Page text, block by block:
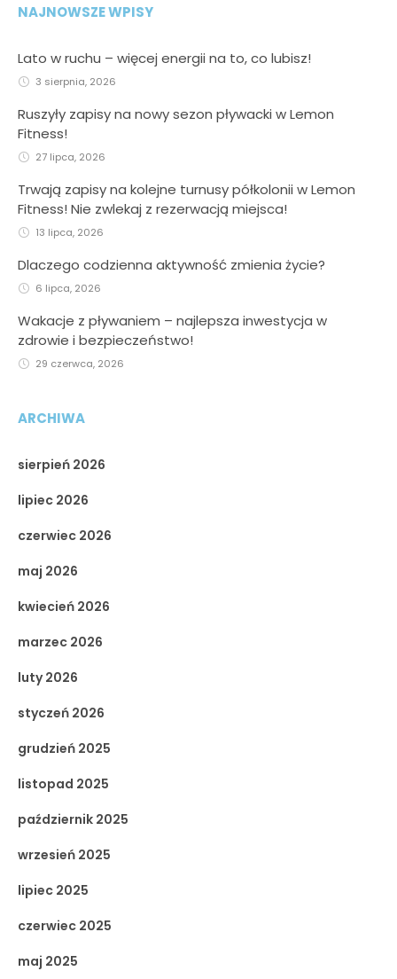
NAJNOWSZE WPISY
Lato w ruchu – więcej energii na to, co lubisz!
3 sierpnia, 2026
Ruszyły zapisy na nowy sezon pływacki w Lemon
Fitness!
27 lipca, 2026
Trwają zapisy na kolejne turnusy półkolonii w Lemon
Fitness! Nie zwlekaj z rezerwacją miejsca!
13 lipca, 2026
Dlaczego codzienna aktywność zmienia życie?
6 lipca, 2026
Wakacje z pływaniem – najlepsza inwestycja w
zdrowie i bezpieczeństwo!
29 czerwca, 2026
ARCHIWA
sierpień 2026
lipiec 2026
czerwiec 2026
maj 2026
kwiecień 2026
marzec 2026
luty 2026
styczeń 2026
grudzień 2025
listopad 2025
październik 2025
wrzesień 2025
lipiec 2025
czerwiec 2025
maj 2025